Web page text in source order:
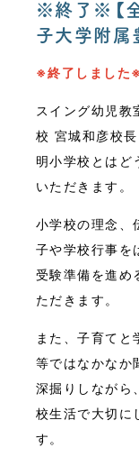
※終了※【全
子大学附属
※終了しました
スイング幼児教
校 宮城和彦校
明小学校とはど
いただきます。
小学校の理念、
子や学校行事を
受験準備を進め
ただきます。
また、子育て
等ではなかなか
深掘りしながら
校生活で大切に
す。